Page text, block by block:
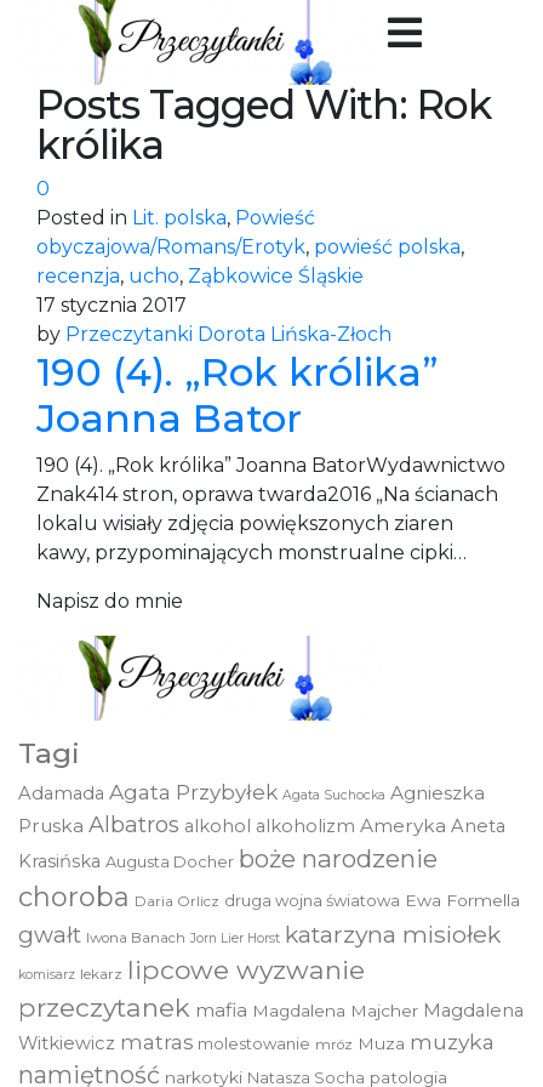
Posts Tagged With: Rok
królika
0
Posted in Lit. polska, Powieść
obyczajowa/Romans/Erotyk, powieść polska,
recenzja, ucho, Ząbkowice Śląskie
17 stycznia 2017
by Przeczytanki Dorota Lińska-Złoch
190 (4). „Rok królika”
Joanna Bator
190 (4). „Rok królika” Joanna BatorWydawnictwo
Znak414 stron, oprawa twarda2016 „Na ścianach
lokalu wisiały zdjęcia powiększonych ziaren
kawy, przypominających monstrualne cipki…
Napisz do mnie
Tagi
Adamada Agata Przybyłek Agata Suchocka Agnieszka
Pruska Albatros alkohol alkoholizm Ameryka Aneta
Krasińska Augusta Docher boże narodzenie
choroba Daria Orlicz druga wojna światowa Ewa Formella
gwałt Iwona Banach Jorn Lier Horst katarzyna misiołek
komisarz lekarz lipcowe wyzwanie
przeczytanek mafia Magdalena Majcher Magdalena
Witkiewicz matras molestowanie mróz Muza muzyka
namiętność narkotyki Natasza Socha patologia